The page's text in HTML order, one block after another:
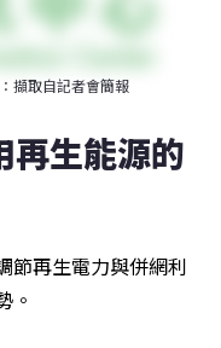
擷取自記者會簡報
再生能源的
節再生電力與併網利
。